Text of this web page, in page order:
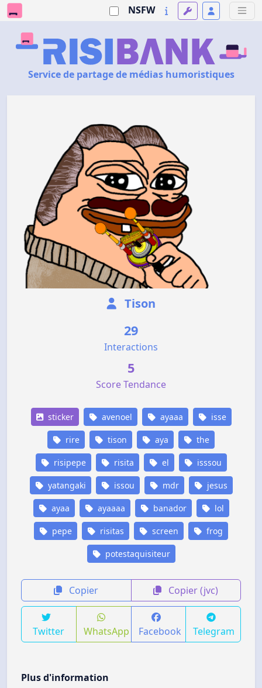
NSFW
Service de partage de médias humoristiques
Tison
29
Interactions
5
Score Tendance
sticker avenoel ayaaa isse
rire tison aya the
risipepe risita el isssou
yatangaki issou mdr jesus
ayaa ayaaaa banador lol
pepe risitas screen frog
potestaquisiteur
Copier Copier (jvc)
Twitter WhatsApp Facebook Telegram
Plus d'information